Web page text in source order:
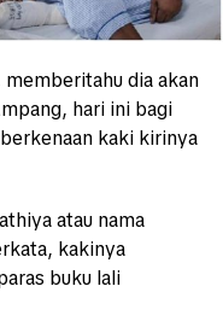
dia akan
hari ini bagi
kaki kirinya
atau nama
kakinya
buku lali